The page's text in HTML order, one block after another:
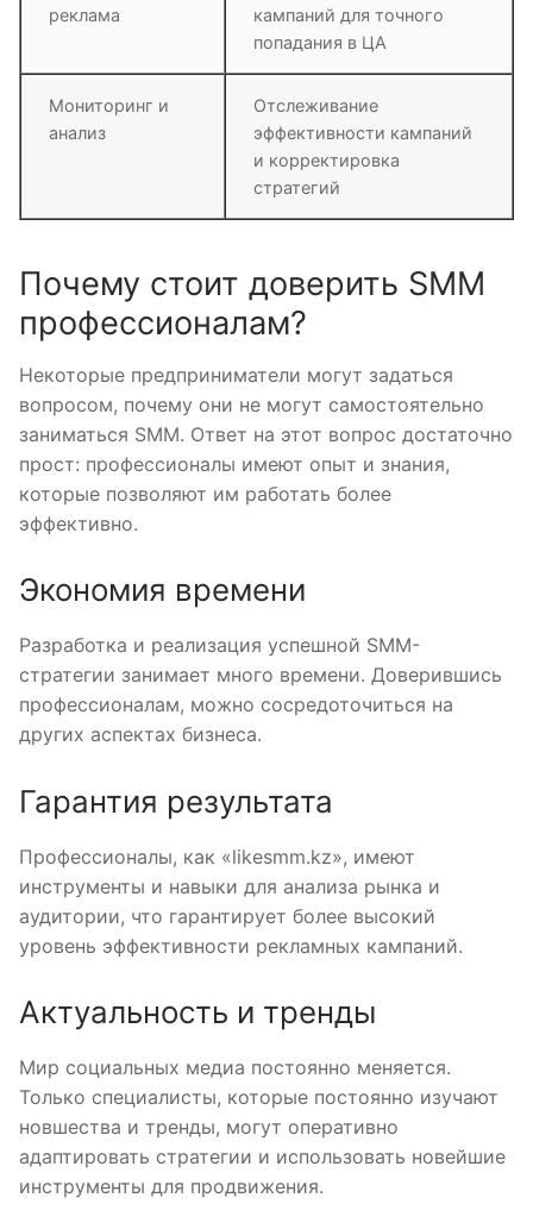
реклама
кампаний для точного
попадания в ЦА
Мониторинг и
анализ
Отслеживание
эффективности кампаний
и корректировка
стратегий
Почему стоит доверить SMM
профессионалам?
Некоторые предприниматели могут задаться
вопросом, почему они не могут самостоятельно
заниматься SMM. Ответ на этот вопрос достаточно
прост: профессионалы имеют опыт и знания,
которые позволяют им работать более
эффективно.
Экономия времени
Разработка и реализация успешной SMM-
стратегии занимает много времени. Доверившись
профессионалам, можно сосредоточиться на
других аспектах бизнеса.
Гарантия результата
Профессионалы, как «likesmm.kz», имеют
инструменты и навыки для анализа рынка и
аудитории, что гарантирует более высокий
уровень эффективности рекламных кампаний.
Актуальность и тренды
Мир социальных медиа постоянно меняется.
Только специалисты, которые постоянно изучают
новшества и тренды, могут оперативно
адаптировать стратегии и использовать новейшие
инструменты для продвижения.